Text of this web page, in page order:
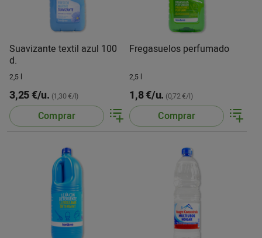
Suavizante textil azul 100
d.
2,5 l
3,25 €/u. (1,30 €/l)
Comprar
Fregasuelos perfumado
2,5 l
1,8 €/u. (0,72 €/l)
Comprar